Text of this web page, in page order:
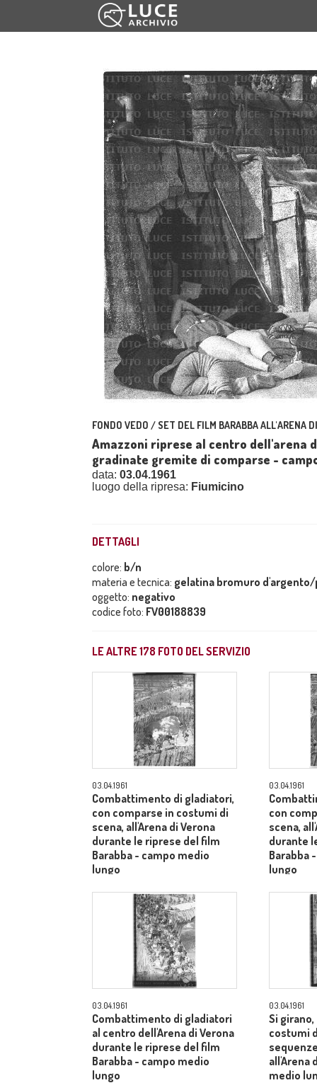
FONDO VEDO / SET DEL FILM BARABBA ALL'ARENA
Amazzoni riprese al centro dell'arena
gradinate gremite di comparse -
data: 03.04.1961
luogo della ripresa: Fiumicino
DETTAGLI
colore: b/n
materia e tecnica: gelatina bromuro
oggetto: negativo
codice foto: FV00188839
LE ALTRE178 FOTO DEL SERVIZIO
03.04.1961
Combattimento di gladiatori,
con comparse in costumi di
scena, all'Arena di Verona
durante le riprese del film
Barabba - campo medio
lungo
03.04.1961
con
scena,
durante
Barabba
lungo
03.04.1961
Combattimento di gladiatori
al centro dell'Arena di Verona
durante le riprese del film
Barabba - campo medio
lungo
03.04.1961
Si
costumi
all'Arena
medio